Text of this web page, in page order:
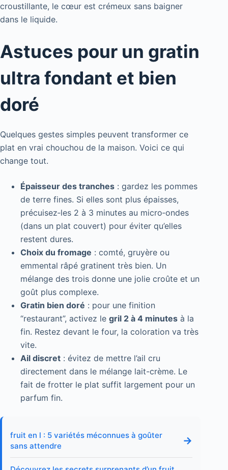
croustillante, le cœur est crémeux sans baigner
dans le liquide.
Astuces pour un gratin
ultra fondant et bien
doré
Quelques gestes simples peuvent transformer ce
plat en vrai chouchou de la maison. Voici ce qui
change tout.
Épaisseur des tranches : gardez les pommes
de terre fines. Si elles sont plus épaisses,
précuisez‑les 2 à 3 minutes au micro‑ondes
(dans un plat couvert) pour éviter qu’elles
restent dures.
Choix du fromage : comté, gruyère ou
emmental râpé gratinent très bien. Un
mélange des trois donne une jolie croûte et un
goût plus complexe.
Gratin bien doré : pour une finition
“restaurant”, activez le gril 2 à 4 minutes à la
fin. Restez devant le four, la coloration va très
vite.
Ail discret : évitez de mettre l’ail cru
directement dans le mélange lait-crème. Le
fait de frotter le plat suffit largement pour un
parfum fin.
fruit en l : 5 variétés méconnues à goûter
sans attendre
→